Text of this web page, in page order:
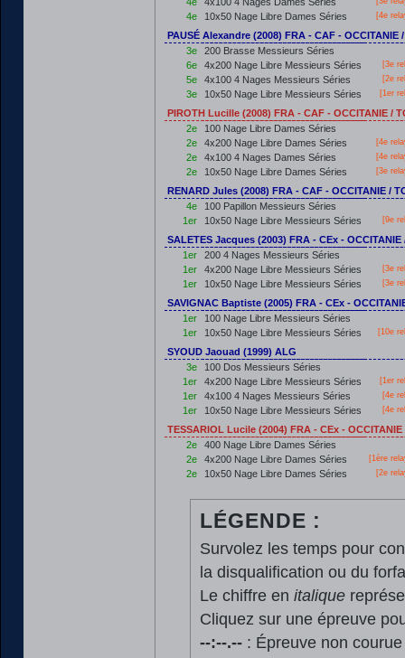
4e 10x50 Nage Libre Dames Séries [4e
PAUSÉ Alexandre (2008) FRA - CAF - OCCITANIE
3e
200 Brasse Messieurs Séries
6e
4x200 Nage Libre Messieurs Séries [3e
5e 4x100 4 Nages Messieurs Séries [2e
3e 10x50 Nage Libre Messieurs Séries [1er
PIROTH Lucille (2008) FRA - CAF - OCCITANIE /
2e
100 Nage Libre Dames Séries
2e
4x200 Nage Libre Dames Séries [4e
2e 4x100 4 Nages Dames Séries [4e
2e 10x50 Nage Libre Dames Séries [3e
RENARD Jules (2008) FRA - CAF - OCCITANIE /
4e
100 Papillon Messieurs Séries
1er
10x50 Nage Libre Messieurs Séries [9e
SALETES Jacques (2003) FRA - CEx - OCCITANIE
1er
200 4 Nages Messieurs Séries
1er
4x200 Nage Libre Messieurs Séries [3e
1er 10x50 Nage Libre Messieurs Séries [3e
SAVIGNAC Baptiste (2005) FRA - CEx -
1er
100 Nage Libre Messieurs Séries
1er
10x50 Nage Libre Messieurs Séries [10e
SYOUD Jaouad (1999) ALG
3e
100 Dos Messieurs Séries
1er
4x200 Nage Libre Messieurs Séries [1er
1er 4x100 4 Nages Messieurs Séries [4e
1er 10x50 Nage Libre Messieurs Séries [4e
TESSARIOL Lucile (2004) FRA - CEx - OCCITANIE
2e
400 Nage Libre Dames Séries
2e
4x200 Nage Libre Dames Séries [1ère
2e 10x50 Nage Libre Dames Séries [2e
LÉGENDE :
Survolez les temps pour
la disqualification ou du
Le chiffre en italique
Cliquez sur une épreuve
--:--.--: Épreuve non